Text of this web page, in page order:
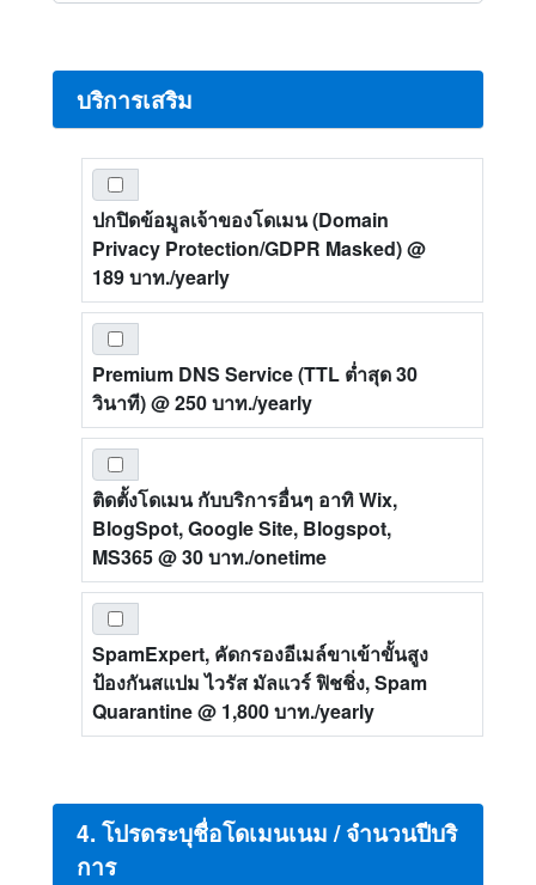
บริการเสริม
ปกปิดข้อมูลเจ้าของโดเมน (Domain
Privacy Protection/GDPR Masked)@
189 บาท./yearly
Premium DNS Service (TTL ต่ำสุด 30
วินาที)@ 250 บาท./yearly
ติดตั้งโดเมน กับบริการอื่นๆ อาทิ Wix,
BlogSpot, Google Site, Blogspot,
MS365@ 30 บาท./onetime
SpamExpert, คัดกรองอีเมล์ขาเข้าขั้นสูง
ป้องกันสแปม ไวรัส มัลแวร์ ฟิชชิ่ง, Spam
Quarantine@ 1,800 บาท./yearly
4. โปรดระบุชื่อโดเมนเนม / จำนวนปีบริ
การ